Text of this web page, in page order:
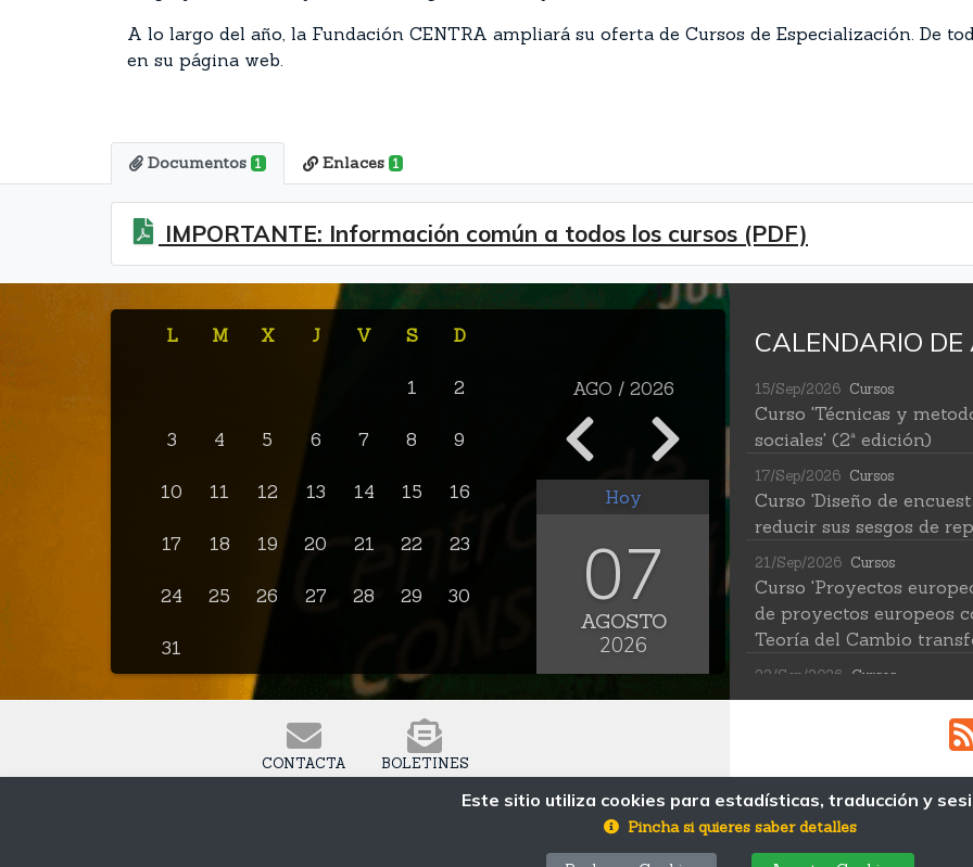
A lo largo del año, la Fundación CENTRA ampliará su oferta de Cursos de Especialización. De
en su página web.
Documentos 1 Enlaces 1
IMPORTANTE: Información común a todos los cursos (PDF)
L M X J V S D
1 2
3 4 5 6 7 8 9
10 11 12 13 14 15 16
17 18 19 20 21 22 23
24 25 26 27 28 29 30
31
AGO / 2026
Hoy
07
AGOSTO
2026
CALENDARIO
15/Sep/2026 Cursos
Curso 'Técnicas y
sociales' (2ª edición)
17/Sep/2026 Cursos
Curso 'Diseño de
reducir sus sesgos de
21/Sep/2026 Cursos
Curso 'Proyectos
de proyectos europeos
Teoría del Cambio
22/Sep/2026 Cursos
Curso 'Herramientas de
datos'
19/Oct/2026 Cursos
CONTACTA BOLETINES
MAPA WEB
© Fundación Pública Andaluza Centro de
Este sitio utiliza cookies para estadísticas, traducción y
Pincha si quieres saber detalles